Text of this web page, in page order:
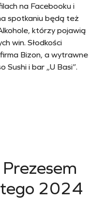
na Facebooku i
spotkaniu będą też
którzy pojawią
win. Słodkości
Bizon, a wytrawne
Sushi i bar „U Basi”.
2024